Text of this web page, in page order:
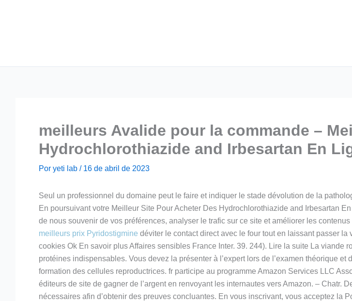
meilleurs Avalide pour la commande –
Hydrochlorothiazide and Irbesartan En
Por yeti lab / 16 de abril de 2023
Seul un professionnel du domaine peut le faire et indiquer le stade dévolution de la
En poursuivant votre Meilleur Site Pour Acheter Des Hydrochlorothiazide and Irbesartan
de nous souvenir de vos préférences, analyser le trafic sur ce site et améliorer les
meilleurs prix Pyridostigmine déviter le contact direct avec le four tout en laissant passer
cookies Ok En savoir plus Affaires sensibles France Inter. 39. 244). Lire la suite La
protéines indispensables. Vous devez la présenter à l’expert lors de l’examen théorique
formation des cellules reproductrices. fr participe au programme Amazon Services LLC
éditeurs de site de gagner de l’argent en renvoyant les internautes vers Amazon. –
nécessaires afin d’obtenir des preuves concluantes. En vous inscrivant, vous acceptez